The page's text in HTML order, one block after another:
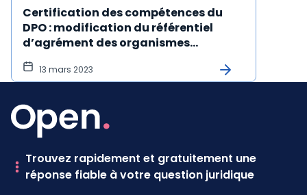
Certification des compétences du
DPO : modification du référentiel
d’agrément des organismes
certificateurs
13 mars 2023
Trouvez rapidement et gratuitement une
réponse fiable à votre question juridique